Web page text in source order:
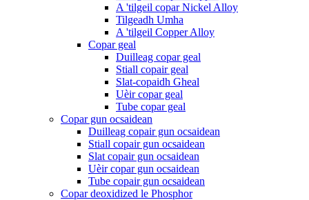
A 'tilgeil copar Nickel Alloy
Tilgeadh Umha
A 'tilgeil Copper Alloy
Copar geal
Duilleag copar geal
Stiall copair geal
Slat-copaidh Gheal
Uèir copar geal
Tube copar geal
Copar gun ocsaidean
Duilleag copair gun ocsaidean
Stiall copair gun ocsaidean
Slat copair gun ocsaidean
Uèir copar gun ocsaidean
Tube copair gun ocsaidean
Copar deoxidized le Phosphor